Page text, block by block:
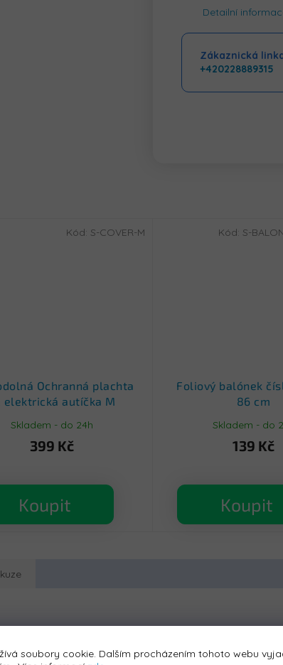
soubory cookie. Dalším procházením tohoto webu
Detailní
Zákaznická
+420228889315
Ochranná plachta
elektrická autíčka M
Skladem - do 24h
399 Kč
Koupit
Kód: S-COVER-M
Foliový balónek
86 cm
Skladem - do
139 Kč
Koupit
Kód: S-
o celkovém výkonu 600W
nesmí chybět v žádné dětské
15.6Ah(LI-ion). Maximální zatížení vozítka je 120 kg.